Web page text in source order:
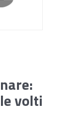
volti